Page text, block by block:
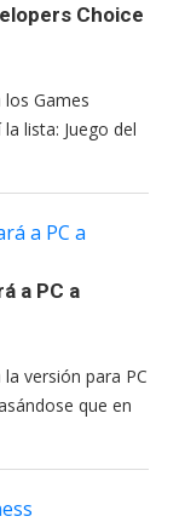
Choice
Games
lista: Juego del
a PC a
versión para PC
que en